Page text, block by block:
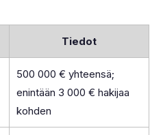
Tiedot
500 000 € yhteensä;
enintään 3 000 € hakijaa
kohden